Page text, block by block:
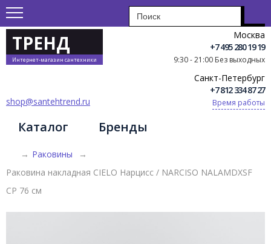
ТРЕНД
Интернет-магазин сантехники
Москва
+7 495 280 19 19
9:30 - 21:00 Без выходных
Санкт-Петербург
+7 812 334 87 27
Время работы
shop@santehtrend.ru
Каталог Бренды
→ Раковины
→
Раковина накладная CIELO Нарцисс / NARCISO NALAMDXSF
CP 76 см